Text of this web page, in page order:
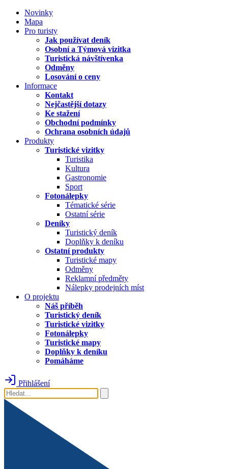
Novinky
Mapa
Pro turisty
Jak používat deník
Osobní a Týmová vizitka
Turistická návštívenka
Odměny
Losování o ceny
Informace
Kontakt
Nejčastější dotazy
Ke stažení
Obchodní podmínky
Ochrana osobních údajů
Produkty
Turistické vizitky
Turistika
Kultura
Gastronomie
Sport
Fotonálepky
Tématické série
Ostatní série
Deníky
Turistický deník
Doplňky k deníku
Ostatní produkty
Turistické mapy
Odměny
Reklamní předměty
Nálepky prodejních míst
O projektu
Náš příběh
Turistický deník
Turistické vizitky
Fotonálepky
Turistické mapy
Doplňky k deníku
Pomáháme
Přihlášení